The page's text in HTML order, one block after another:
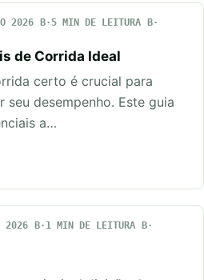
2026
5 MIN DE LEITURA
de Corrida Ideal
certo é crucial para
seu desempenho. Este guia
a…
2026
1 MIN DE LEITURA